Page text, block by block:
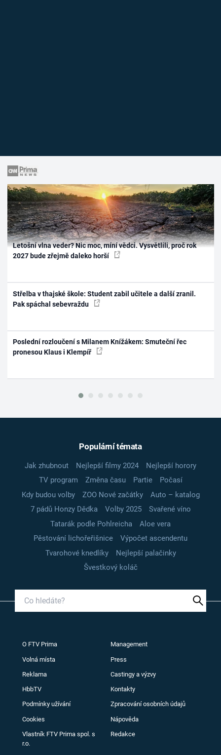
Letošní vlna veder? Nic moc, míní vědci. Vysvětlili, proč rok
2027 bude zřejmě daleko horší
Střelba v thajské škole: Student zabil učitele a další zranil.
Pak spáchal sebevraždu
Poslední rozloučení s Milanem Knížákem: Smuteční řec
pronesou Klaus i Klempíř
Populární témata
Jak zhubnout Nejlepší filmy 2024
Nejlepší horory
TV program
Změna času Partie
Počasí
Kdy budou volby
ZOO Nové začátky
Auto – katalog
7 pádů Honzy Dědka
Volby 2025
Svařené víno
Tatarák podle Pohlreicha
Aloe vera
Pěstování lichořeřišnice
Výpočet ascendentu
Tvarohové knedlíky
Nejlepší palačinky
Švestkový koláč
O FTV Prima Management
Volná místa Press
Reklama Castingy a výzvy
HbbTV Kontakty
Podmínky užívání Zpracování osobních údajů
Cookies Nápověda
Vlastník FTV Prima spol. s
r.o.
Redakce